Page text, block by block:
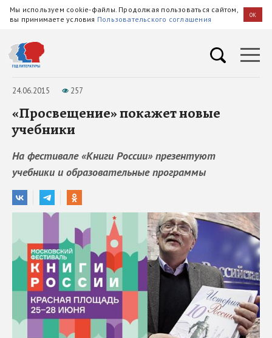
Мы используем cookie-файлы. Продолжая пользоваться сайтом,
вы принимаете условия Пользовательского соглашения OK
24.06.2015 257
«Просвещение» покажет новые
учебники
На фестивале «Книги России» презентуют
учебники и образовательные программы